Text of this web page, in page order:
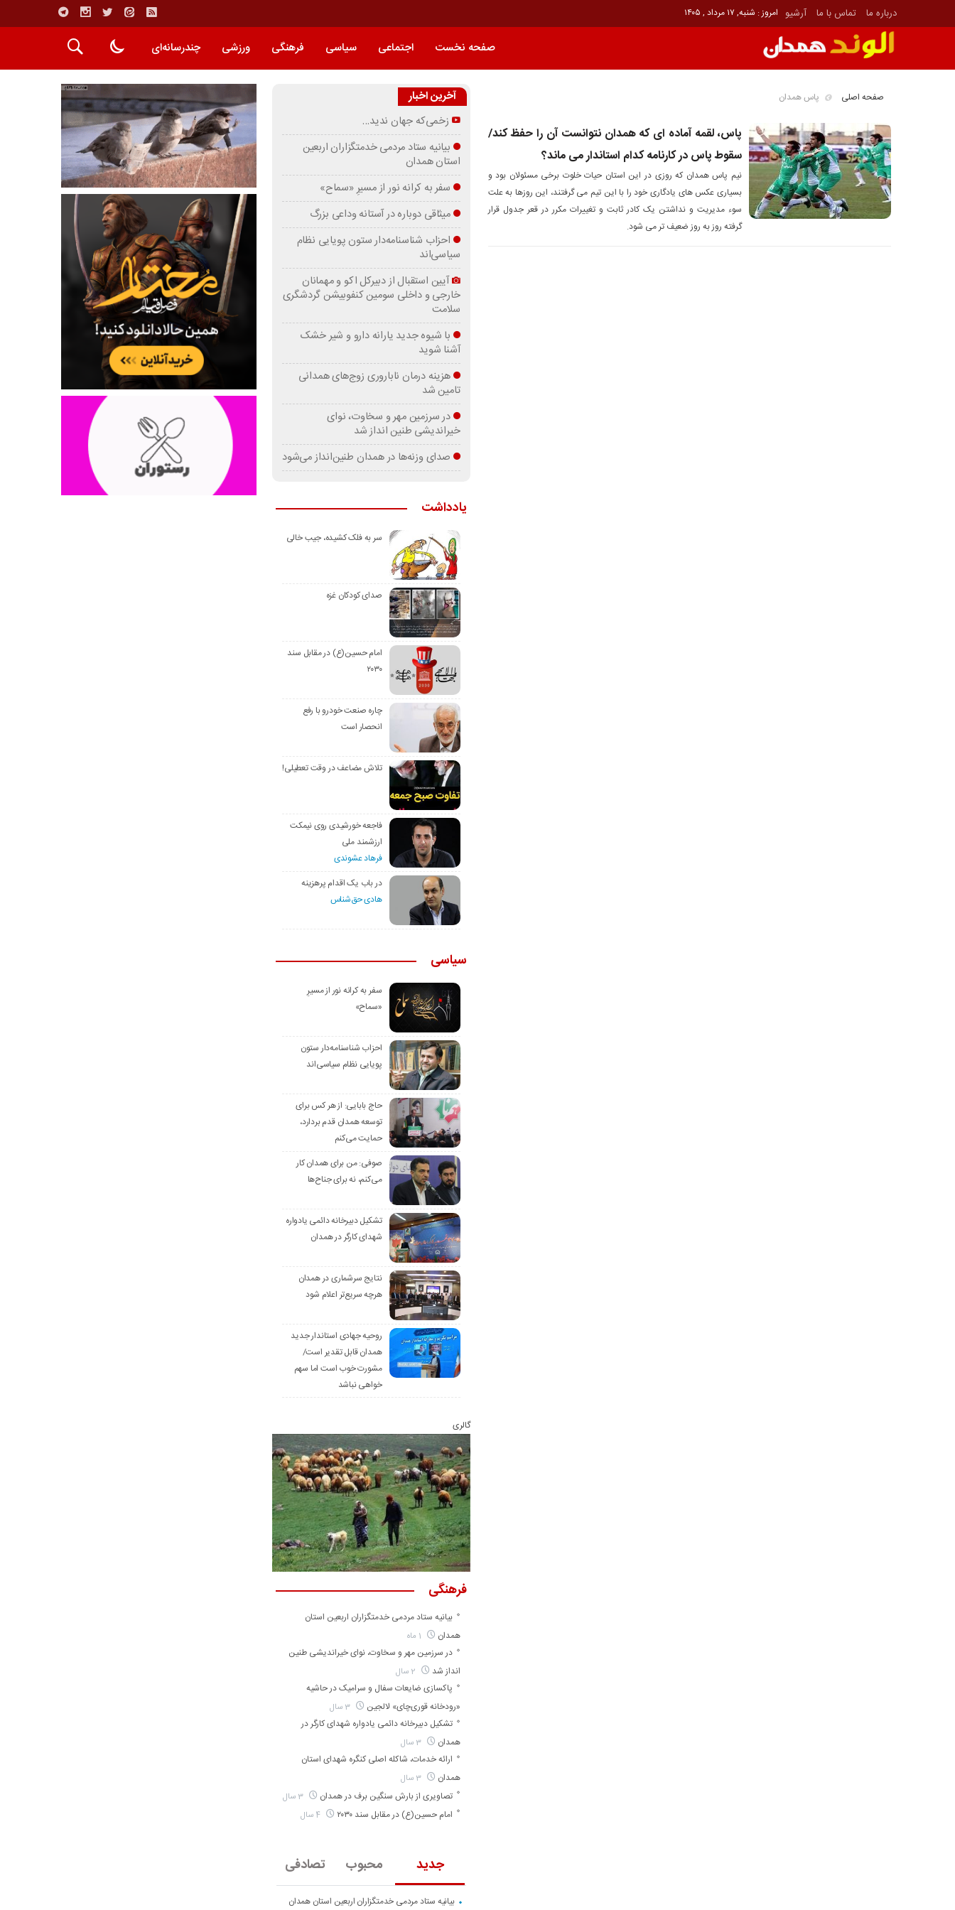
درباره ما تماس با ما آرشیو امروز : شنبه, ۱۷ مرداد , ۱۴۰۵
صفحه نخست اجتماعی سیاسی فرهنگی ورزشی چندرسانه‌ای
صفحه اصلی پاس همدان
پاس، لقمه آماده ای که همدان نتوانست آن را حفظ کند/
سقوط پاس در کارنامه کدام استاندار می ماند؟
نیم پاس همدان که روزی در این استان حیات خلوت برخی مسئولان بود و
بسیاری عکس های یادگاری خود را با این تیم می گرفتند، این روزها به علت
سوء مدیریت و نداشتن یک کادر ثابت و تغییرات مکرر در قعر جدول قرار
گرفته روز به روز ضعیف تر می شود.
آخرین اخبار
زخمی‌که جهان ندید…
بیانیه ستاد مردمی خدمتگزاران اربعین
استان همدان
سفر به کرانه‌ نور از مسیرِ «سماح»
میثاقی دوباره در آستانه‌ وداعی بزرگ
احزاب شناسنامه‌دار ستون پویایی نظام
سیاسی‌اند
آیین استقبال از دبیرکل اکو و مهمانان
خارجی و داخلی سومین کنفوبیشن گردشگری
سلامت
با شیوه جدید یارانه دارو و شیر خشک
آشنا شوید
هزینه درمان ناباروری زوج‌های همدانی
تامین شد
در سرزمین مهر و سخاوت، نوای
خیراندیشی طنین انداز شد
صدای وزنه‌ها در همدان طنین‌انداز می‌شود
یادداشت
سر به فلک کشیده، جیب خالی
صدای کودکان غزه
امام حسین(ع) در مقابل سند
۲۰۳۰
چاره صنعت خودرو با رفع
انحصار است
تلاش مضاعف در وقت تعطیلی!
فاجعه خورشیدی روی نیمکت
ارزشمند ملی
فرهاد عشوندی
در باب یک اقدام پرهزینه
هادی حق‌شناس
سیاسی
سفر به کرانه‌ نور از مسیرِ
«سماح»
احزاب شناسنامه‌دار ستون
پویایی نظام سیاسی‌اند
حاج بابایی: از هر کس برای
توسعه همدان قدم بردارد،
حمایت می‌کنم
صوفی: من برای همدان کار
می‌کنم، نه برای جناح‌ها
تشکیل دبیرخانه دائمی یادواره
شهدای کارگر در همدان
نتایج سرشماری در همدان
هرچه سریع‌تر اعلام شود
روحیه جهادی استاندار جدید
همدان قابل تقدیر است/
مشورت خوب است اما سهم
خواهی نباشد
گالری
جدید محبوب تصادفی
بیانیه ستاد مردمی خدمتگزاران اربعین استان همدان
فرهنگی
بیانیه ستاد مردمی خدمتگزاران اربعین استان
همدان
در سرزمین مهر و سخاوت، نوای خیراندیشی طنین
انداز شد
پاکسازی ضایعات سفال و سرامیک در حاشیه
«رودخانه قوری‌چای» لالجین
3 سال
تشکیل دبیرخانه دائمی یادواره شهدای کارگر در
همدان
3 سال
ارائه خدمات، شاکله اصلی کنگره شهدای استان
همدان
3 سال
تصاویری از بارش سنگین برف در همدان 3 سال
امام حسین(ع) در مقابل سند ۲۰۳۰